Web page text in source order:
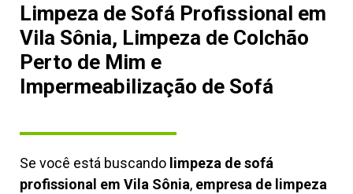
Limpeza de Sofá Profissional em
Vila Sônia, Limpeza de Colchão
Perto de Mim e
Impermeabilização de Sofá
Se você está buscando limpeza de sofá
profissional em Vila Sônia, empresa de limpeza